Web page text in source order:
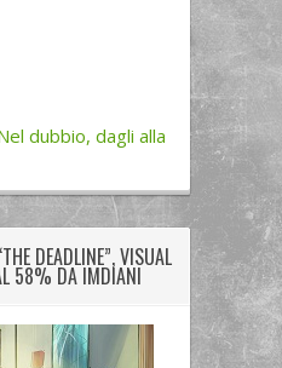
dubbio, dagli alla
DEADLINE”, VISUAL
58% DA IMDIANI